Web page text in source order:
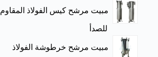
مبيت مرشح كيس الفولاذ المقاوم
للصدأ
مبيت مرشح خرطوشة الفولاذ